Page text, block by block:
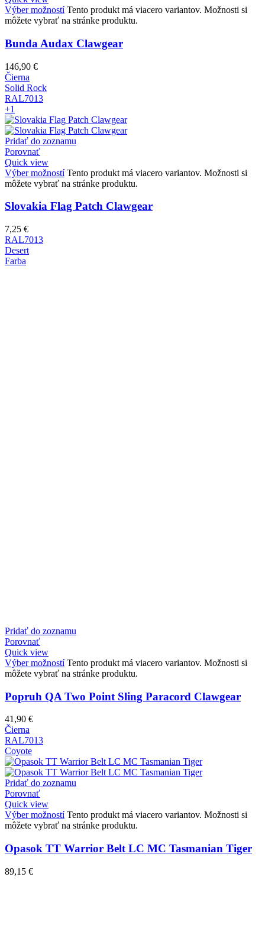
Výber možností Tento produkt má viacero variantov. Možnosti si
môžete vybrať na stránke produktu.
Bunda Audax Clawgear
146,90 €
Čierna
Solid Rock
RAL7013
+1
Pridať do zoznamu
Porovnať
Quick view
Výber možností Tento produkt má viacero variantov. Možnosti si
môžete vybrať na stránke produktu.
Slovakia Flag Patch Clawgear
7,25 €
RAL7013
Desert
Farba
Pridať do zoznamu
Porovnať
Quick view
Výber možností Tento produkt má viacero variantov. Možnosti si
môžete vybrať na stránke produktu.
Popruh QA Two Point Sling Paracord Clawgear
41,90 €
Čierna
RAL7013
Coyote
Pridať do zoznamu
Porovnať
Quick view
Výber možností Tento produkt má viacero variantov. Možnosti si
môžete vybrať na stránke produktu.
Opasok TT Warrior Belt LC MC Tasmanian Tiger
89,15 €